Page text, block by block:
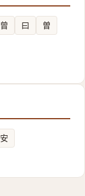
曾 曰
曽
安